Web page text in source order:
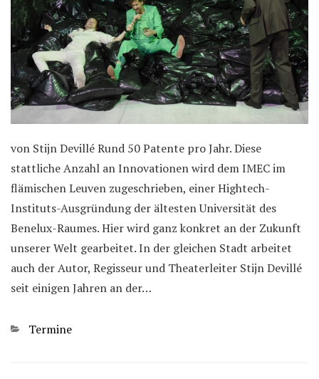
von Stijn Devillé Rund 50 Patente pro Jahr. Diese
stattliche Anzahl an Innovationen wird dem IMEC im
flämischen Leuven zugeschrieben, einer Hightech-
Instituts-Ausgründung der ältesten Universität des
Benelux-Raumes. Hier wird ganz konkret an der Zukunft
unserer Welt gearbeitet. In der gleichen Stadt arbeitet
auch der Autor, Regisseur und Theaterleiter Stijn Devillé
seit einigen Jahren an der…
Kategorien
Termine